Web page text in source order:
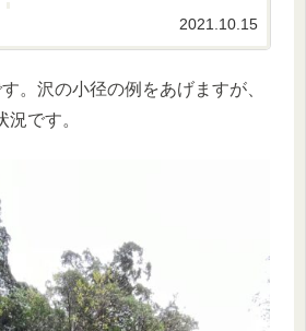
2021.10.15
。沢の小径の例をあげますが、
です。